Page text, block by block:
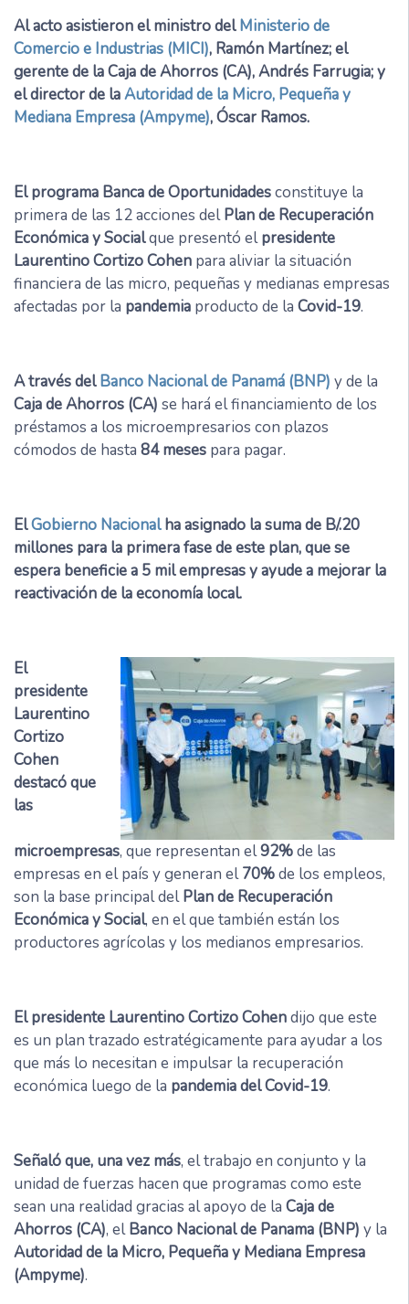
Al acto asistieron el ministro delMinisterio de
Comercio e Industrias (MICI), Ramón Martínez; el
gerente de la Caja de Ahorros (CA), Andrés Farrugia; y
el director de laAutoridad de la Micro, Pequeña y
Mediana Empresa (Ampyme), Óscar Ramos.
El programa Banca de Oportunidadesconstituye la
primera de las 12 acciones delPlan de Recuperación
Económica y Socialque presentó elpresidente
Laurentino Cortizo Cohen para aliviar la situación
financiera de las micro, pequeñas y medianas empresas
afectadas por la pandemia producto de la Covid-19.
A través delBanco Nacional de Panamá (BNP) y de la
Caja de Ahorros (CA) se hará el financiamiento de los
préstamos a los microempresarios con plazos
cómodos de hasta 84 meses para pagar.
ElGobierno Nacionalha asignado la suma de B/.20
millones para la primera fase de este plan, que se
espera beneficie a 5 mil empresas y ayude a mejorar la
reactivación de la economía local.
El
presidente
Laurentino
Cortizo
Cohen
destacó que
las
microempresas, que representan el92%de las
empresas en el país y generan el70%de los empleos,
son la base principal delPlan de Recuperación
Económica y Social, en el que también están los
productores agrícolas y los medianos empresarios.
El presidente Laurentino Cortizo Cohendijo que este
es un plan trazado estratégicamente para ayudar a los
que más lo necesitan e impulsar la recuperación
económica luego de la pandemia del Covid-19.
Señaló que, una vez más, el trabajo en conjunto y la
unidad de fuerzas hacen que programas como este
sean una realidad gracias al apoyo de la Caja de
Ahorros (CA), elBanco Nacional de Panama (BNP) y la
Autoridad de la Micro, Pequeña y Mediana Empresa
(Ampyme).